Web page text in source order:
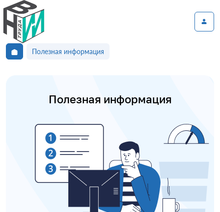
Полезная информация
Полезная информация